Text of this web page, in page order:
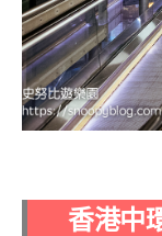
香港中